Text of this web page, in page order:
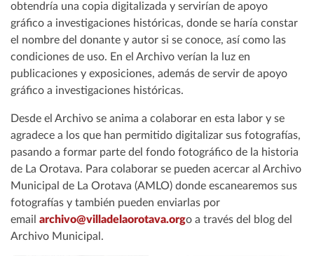
obtendría una copia digitalizada y servirían de apoyo
gráfico a investigaciones históricas, donde se haría constar
el nombre del donante y autor si se conoce, así como las
condiciones de uso. En el Archivo verían la luz en
publicaciones y exposiciones, además de servir de apoyo
gráfico a investigaciones históricas.
Desde el Archivo se anima a colaborar en esta labor y se
agradece a los que han permitido digitalizar sus fotografías,
pasando a formar parte del fondo fotográfico de la historia
de La Orotava. Para colaborar se pueden acercar al Archivo
Municipal de La Orotava (AMLO) donde escanearemos sus
fotografías y también pueden enviarlas por
email archivo@villadelaorotava.orgo a través del blog del
Archivo Municipal.